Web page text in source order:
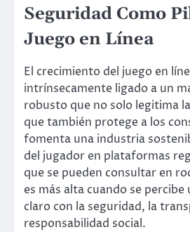
Seguridad Como
Juego en Línea
El crecimiento del juego en
intrínsecamente ligado a un
robusto que no solo legitima
que también protege a los
fomenta una industria
del jugador en plataformas
que se pueden consultar en
es más alta cuando se
claro con la seguridad, la
responsabilidad social.